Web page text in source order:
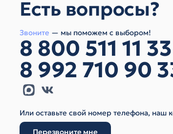
Есть вопросы?
Звоните — мы поможем с выбором!
8 800 511 11 33
8 992 710 90
Или оставьте свой номер телефона, наш
Перезвоните мне